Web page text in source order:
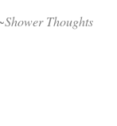
Thoughts